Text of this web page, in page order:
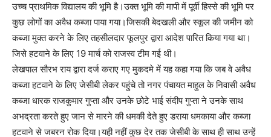
उच्च प्राथमिक विद्यालय की भूमि है।उक्त भूमि की मापी में पूर्वी हिस्से की भूमि पर
कुछ लोगों का अवैध कब्जा पाया गया।जिसकी बेदखली और स्कूल की जमीन को
कब्जा मुक्त करने के लिए तहसीलदार फूलपुर द्वारा आदेश पारित किया गया था।
जिसे हटवाने के लिए 19 मार्च को राजस्व टीम गई थी।
लेखपाल सौरभ राय द्वारा दर्ज कराए गए मुकदमे में यह कहा गया कि जब वे अवैध
कब्जा हटवाने के लिए जेसीबी लेकर पहुंचे तो नगर पंचायत माहुल के निवासी अवैध
कब्जा धारक राजकुमार गुप्ता और उनके छोटे भाई संदीप गुप्ता ने उनके साथ
अभद्रता करते हुए जान से मारने की धमकी देते हुए डराया धमकाया और कब्जा
हटवाने से जबरन रोक दिया।यही नहीं कुछ देर तक जेसीबी के साथ ही साथ उन्हें